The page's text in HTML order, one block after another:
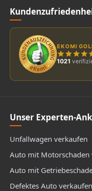
EKOMI
1021
Unser Experten-
Unfallwagen verkaufen
Auto mit Motorschaden
Auto mit
Defektes Auto verkaufen